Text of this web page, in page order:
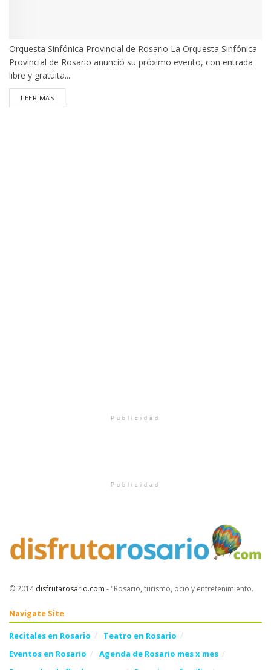
Orquesta Sinfónica Provincial de Rosario La Orquesta Sinfónica
Provincial de Rosario anunció su próximo evento, con entrada
libre y gratuita....
LEER MASDETAILS
Publicidad
Publicidad
© 2014disfrutarosario.com - "Rosario, turismo, ocio y entretenimiento.
Navigate Site
Recitales en Rosario
Teatro en Rosario
Eventos en Rosario
Agenda de Rosario mes x mes